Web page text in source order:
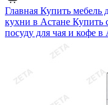
Главная Купить мебель
кухни в Астане Купить
посуду для чая и кофе в